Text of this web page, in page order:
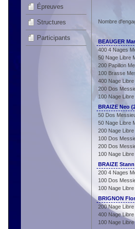
Épreuves
Structures
Participants
Nombre
BEAUGER
400 4 Nages
50 Nage Libre
200 Papillon
100 Brasse
400 Nage
200 Dos
100 Nage
BRAIZE Neo
50 Dos
50 Nage Libre
200 Nage
100 Dos
200 Dos
100 Nage
BRAIZE
200 4 Nages
100 Dos
100 Nage
BRIGNON
200 Nage
400 Nage
100 Nage